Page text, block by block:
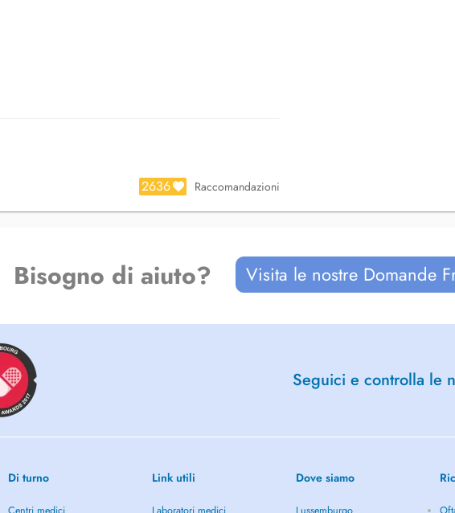
2636 Raccomandazioni
Bisogno di aiuto? Visita le nostre Domande
Seguici e controlla le
Di turno Link utili Dove siamo